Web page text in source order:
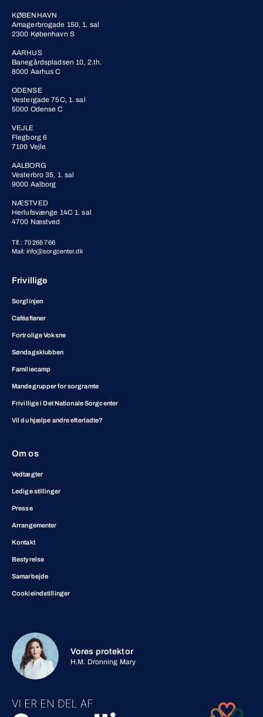
KØBENHAVN
Amagerbrogade 150, 1. sal
2300 København S
AARHUS
Banegårdspladsen 10, 2.th.
8000 Aarhus C
ODENSE
Vestergade 75C, 1. sal
5000 Odense C
VEJLE
Flegborg 6
7100 Vejle
AALBORG
Vesterbro 35, 1. sal
9000 Aalborg
NÆSTVED
Herlufsvænge 14C 1. sal
4700 Næstved
Tlf.: 70 266 766
Mail: info@sorgcenter.dk
Frivillige
Sorglinjen
Caféaftener
Fortrolige Voksne
Søndagsklubben
Familiecamp
Mandegrupper for sorgramte
Frivillige i Det Nationale Sorgcenter
Vil du hjælpe andre efterladte?
Om os
Vedtægter
Ledige stillinger
Presse
Arrangementer
Kontakt
Bestyrelse
Samarbejde
Cookieindstillinger
Vores protektor
H.M. Dronning Mary